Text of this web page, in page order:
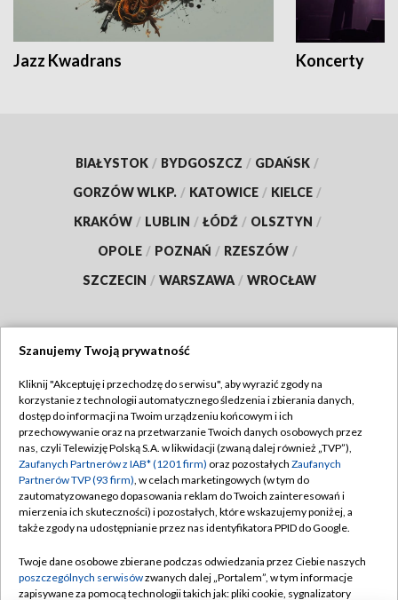
Jazz Kwadrans Koncerty
BIAŁYSTOK / BYDGOSZCZ / GDAŃSK /
GORZÓW WLKP. / KATOWICE / KIELCE /
KRAKÓW / LUBLIN / ŁÓDŹ / OLSZTYN /
OPOLE / POZNAŃ / RZESZÓW /
SZCZECIN / WARSZAWA / WROCŁAW
TVP
Abonament TVP
Emisja w TVP
Centrum informacji TVP
Naziemna Telewizja Cyfrowa
Rada Programowa
Regulamin TVP
Polityka prywatności
Moje zgody
Pomoc
Kontakt
Szanujemy Twoją prywatność
Kliknij "Akceptuję i przechodzę do serwisu", aby wyrazić zgody na
korzystanie z technologii automatycznego śledzenia i zbierania danych,
dostęp do informacji na Twoim urządzeniu końcowym i ich
przechowywanie oraz na przetwarzanie Twoich danych osobowych przez
nas, czyli Telewizję Polską S.A. w likwidacji (zwaną dalej również „TVP”),
Zaufanych Partnerów z IAB* (1201 firm) oraz pozostałych Zaufanych
Partnerów TVP (93 firm), w celach marketingowych (w tym do
zautomatyzowanego dopasowania reklam do Twoich zainteresowań i
mierzenia ich skuteczności) i pozostałych, które wskazujemy poniżej, a
także zgody na udostępnianie przez nas identyfikatora PPID do Google.
Twoje dane osobowe zbierane podczas odwiedzania przez Ciebie naszych
poszczególnych serwisówzwanych dalej „Portalem”, w tym informacje
zapisywane za pomocą technologii takich jak: pliki cookie, sygnalizatory